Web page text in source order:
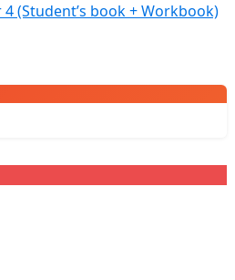
(Student’s book + Workbook)